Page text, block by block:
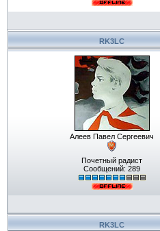
RK3LC
Алеев Павел Сергеевич
Почетный радист
Сообщений: 289
RK3LC